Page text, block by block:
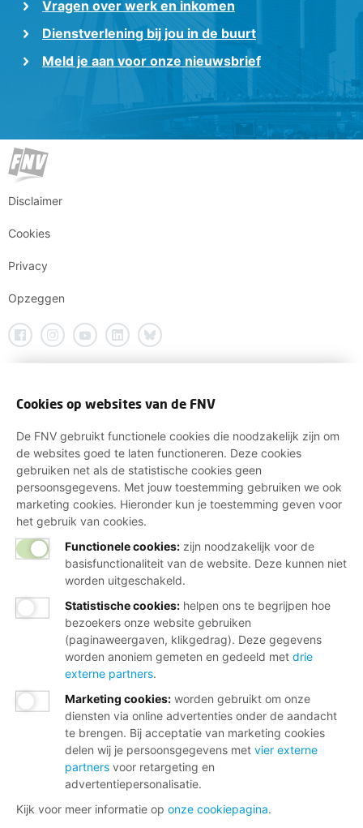
Vragen over werk en inkomen
Dienstverlening bij jou in de buurt
Meld je aan voor onze nieuwsbrief
Disclaimer
Cookies
Privacy
Opzeggen
Cookies op websites van de FNV
De FNV gebruikt functionele cookies die noodzakelijk zijn om
de websites goed te laten functioneren. Deze cookies
gebruiken net als de statistische cookies geen
persoonsgegevens. Met jouw toestemming gebruiken we ook
marketing cookies. Hieronder kun je toestemming geven voor
het gebruik van cookies.
Functionele cookies: zijn noodzakelijk voor de
basisfunctionaliteit van de website. Deze kunnen niet
worden uitgeschakeld.
Statistische cookies: helpen ons te begrijpen hoe
bezoekers onze website gebruiken
(paginaweergaven, klikgedrag). Deze gegevens
worden anoniem gemeten en gedeeld met drie
externe partners.
Marketing cookies: worden gebruikt om onze
diensten via online advertenties onder de aandacht
te brengen. Bij acceptatie van marketing cookies
delen wij je persoonsgegevens met vier externe
partners voor retargeting en
advertentiepersonalisatie.
Kijk voor meer informatie op onze cookiepagina.